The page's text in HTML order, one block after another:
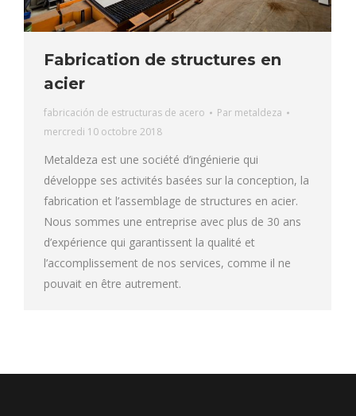
Fabrication de structures en
acier
fabricación de estructuras de acero Par metaldeza
mercredi 10 octobre 2018
Metaldeza est une société d’ingénierie qui
développe ses activités basées sur la conception, la
fabrication et l’assemblage de structures en acier.
Nous sommes une entreprise avec plus de 30 ans
d’expérience qui garantissent la qualité et
l’accomplissement de nos services, comme il ne
pouvait en être autrement.